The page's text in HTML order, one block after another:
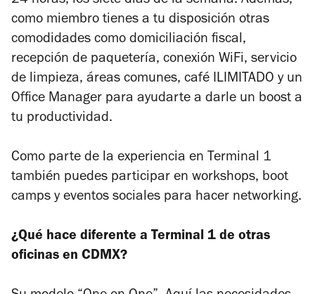
como miembro tienes a tu disposición otras
comodidades como domiciliación fiscal,
recepción de paquetería, conexión WiFi, servicio
de limpieza, áreas comunes, café ILIMITADO y un
Office Manager para ayudarte a darle un boost a
tu productividad.
Como parte de la experiencia en Terminal 1
también puedes participar en workshops, boot
camps y eventos sociales para hacer networking.
¿Qué hace diferente a Terminal 1 de otras
oficinas en CDMX?